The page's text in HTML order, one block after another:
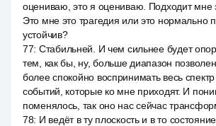
оцениваю, это я оцениваю. Подходит мне
Это мне это трагедия или это нормально
устойчив?
77: Стабильней. И чем сильнее будет
тем, как бы, ну, больше диапазон
более спокойно воспринимать весь спектр
событий, которые ко мне приходят. И
поменялось, так оно нас сейчас
78: И ведёт в ту плоскость и в то